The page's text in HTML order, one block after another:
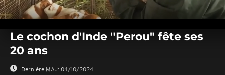
seconds
seconds
Le cochon d'Inde "Perou" fête ses
20 ans
Dernière MAJ: 04/10/2024